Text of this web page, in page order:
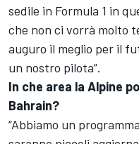
sedile in Formula 1 in
che non ci vorrà molto
auguro il meglio per il
un nostro pilota”.
In che area la Alpine
Bahrain?
“Abbiamo un